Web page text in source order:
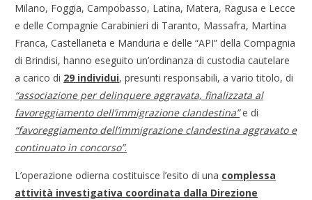
Milano, Foggia, Campobasso, Latina, Matera, Ragusa e Lecce
e delle Compagnie Carabinieri di Taranto, Massafra, Martina
Franca, Castellaneta e Manduria e delle “API” della Compagnia
di Brindisi, hanno eseguito un’ordinanza di custodia cautelare
a carico di 29 individui, presunti responsabili, a vario titolo, di
“associazione per delinquere aggravata, finalizzata al
favoreggiamento dell’immigrazione clandestina”e di
“favoreggiamento dell’immigrazione clandestina aggravato e
continuato in concorso”.
L’operazione odierna costituisce l’esito di una complessa
attività investigativa coordinata dalla Direzione